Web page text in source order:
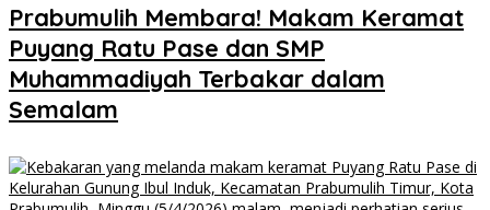
Prabumulih Membara! Makam Keramat
Puyang Ratu Pase dan SMP
Muhammadiyah Terbakar dalam
Semalam